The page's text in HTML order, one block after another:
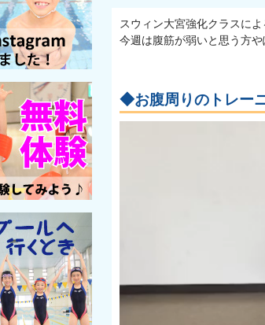
スウィン大宮強化クラスによ
今週は腹筋が弱いと思う方
◆お腹周りのトレー